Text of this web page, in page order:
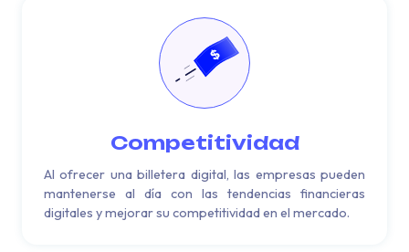
Competitividad
Al ofrecer una billetera digital, las empresas pueden
mantenerse al día con las tendencias financieras
digitales y mejorar su competitividad en el mercado.